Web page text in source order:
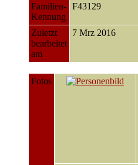
Familien-
Kennung
F43129
Zuletzt
bearbeitet
am
7 Mrz 2016
Fotos